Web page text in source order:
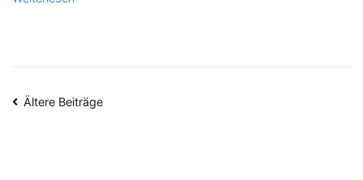
Beitragsnavigation
Ältere Beiträge